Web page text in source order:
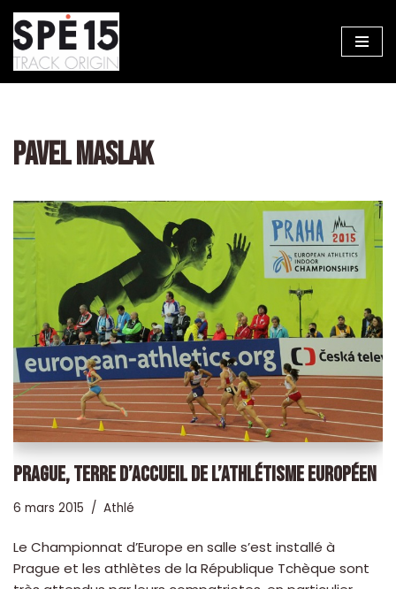
Aller
au
PAVEL MASLAK
PRAGUE, TERRE D’ACCUEIL DE L’ATHLÉTISME EUROPÉEN
6 mars 2015 Athlé
Le Championnat d’Europe en salle s’est installé à
Prague et les athlètes de la République Tchèque sont